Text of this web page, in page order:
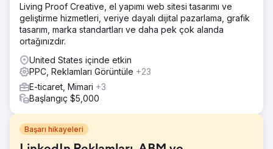
Living Proof Creative, el yapımı web sitesi tasarımı ve
geliştirme hizmetleri, veriye dayalı dijital pazarlama, grafik
tasarım, marka standartları ve daha pek çok alanda
ortağınızdır.
United States içinde etkin
PPC, Reklamları Görüntüle +23
E-ticaret, Mimari +3
Başlangıç $5,000
Başarı hikayeleri